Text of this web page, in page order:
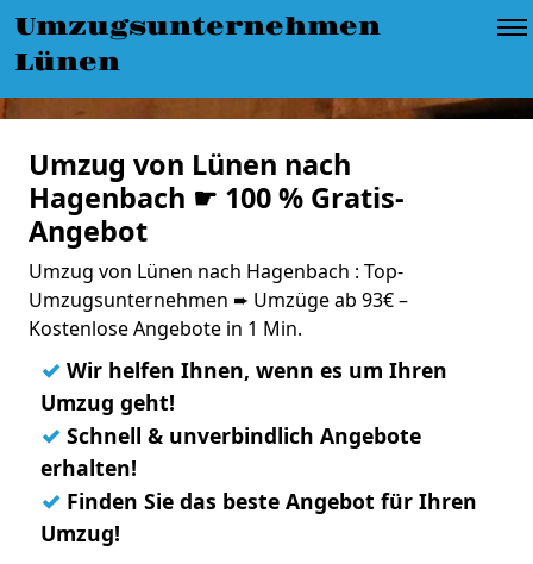
Umzugsunternehmen
Lünen
Umzug von Lünen nach
Hagenbach ☛ 100 % Gratis-
Angebot
Umzug von Lünen nach Hagenbach : Top-
Umzugsunternehmen ➨ Umzüge ab 93€ –
Kostenlose Angebote in 1 Min.
✓ Wir helfen Ihnen, wenn es um Ihren
Umzug geht!
✓ Schnell & unverbindlich Angebote
erhalten!
✓ Finden Sie das beste Angebot für Ihren
Umzug!